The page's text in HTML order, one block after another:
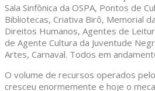
Sala Sinfônica da OSPA, Pontos de
Bibliotecas, Criativa Birô, Memorial
Direitos Humanos, Agentes de
de Agente Cultura da Juventude
Artes, Carnaval. Todos em
O volume de recursos operados
cresceu enormemente e hoje o